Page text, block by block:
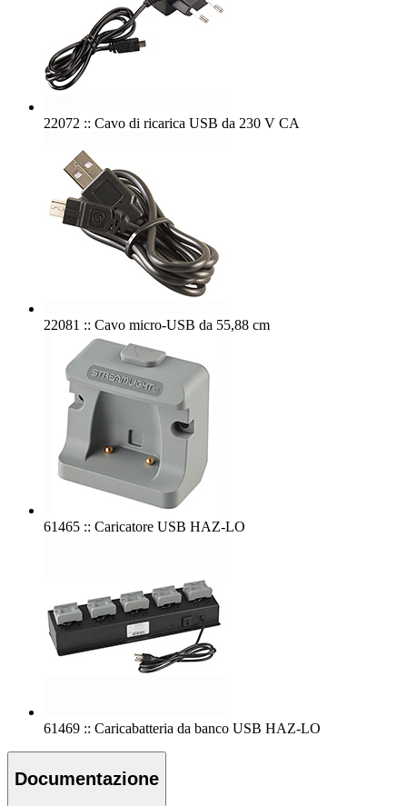
22072 :: Cavo di ricarica USB da 230 V CA
22081 :: Cavo micro-USB da 55,88 cm
61465 :: Caricatore USB HAZ-LO
61469 :: Caricabatteria da banco USB HAZ-LO
Documentazione